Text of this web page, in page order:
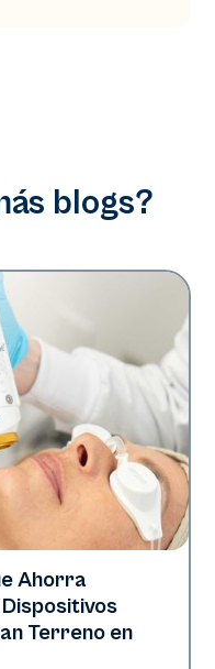
blogs?
Ahorra
Terreno en